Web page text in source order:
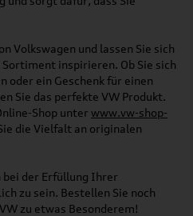
Volkswagen und lassen Sie sich
inspirieren. Ob Sie sich
oder ein Geschenk für einen
Sie das perfekte VW Produkt.
Shop unter www.vw-shop-
die Vielfalt an originalen
der Erfüllung Ihrer
zu sein. Bestellen Sie noch
zu etwas Besonderem!